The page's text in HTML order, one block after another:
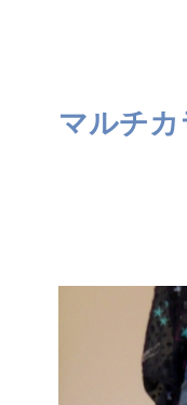
マルチ